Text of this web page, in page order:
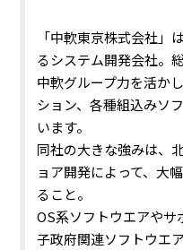
「中軟東京株式会社」
るシステム開発会社。
中軟グループ力を活か
ション、各種組込みソ
います。
同社の大きな強みは、
ョア開発によって、大
ること。
OS系ソフトウエアやサ
子政府関連ソフトウエ